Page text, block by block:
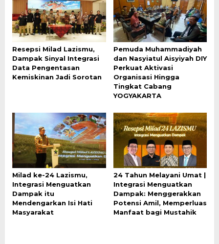
Resepsi Milad Lazismu,
Dampak Sinyal Integrasi
Data Pengentasan
Kemiskinan Jadi Sorotan
Pemuda Muhammadiyah
dan Nasyiatul Aisyiyah DIY
Perkuat Aktivasi
Organisasi Hingga
Tingkat Cabang
YOGYAKARTA
Milad ke-24 Lazismu,
Integrasi Menguatkan
Dampak itu
Mendengarkan Isi Hati
Masyarakat
24 Tahun Melayani Umat |
Integrasi Menguatkan
Dampak: Menggerakkan
Potensi Amil, Memperluas
Manfaat bagi Mustahik